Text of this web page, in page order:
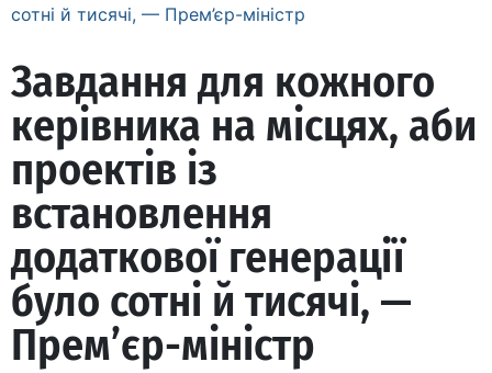
сотні й тисячі, — Прем’єр-міністр
Завдання для кожного
керівника на місцях, аби
проектів із
встановлення
додаткової генерації
було сотні й тисячі, —
Прем’єр-міністр